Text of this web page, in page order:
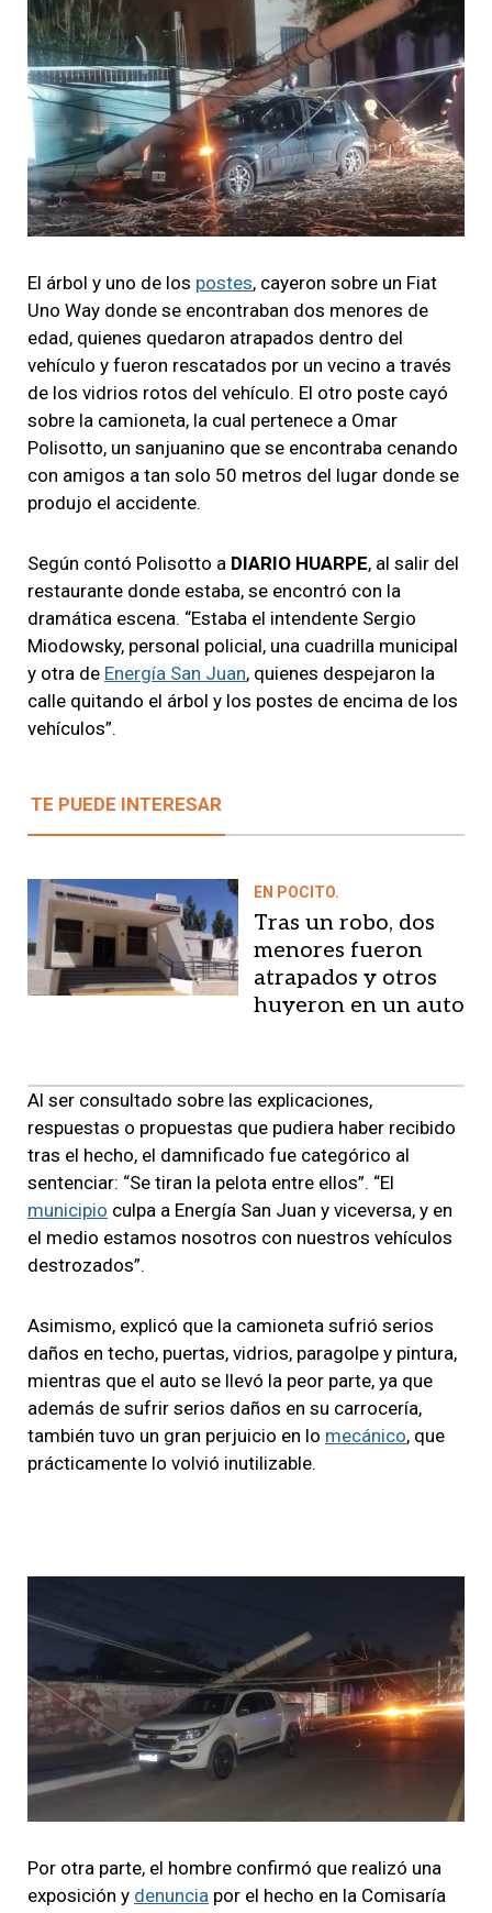
El árbol y uno de los postes, cayeron sobre un Fiat
Uno Way donde se encontraban dos menores de
edad, quienes quedaron atrapados dentro del
vehículo y fueron rescatados por un vecino a través
de los vidrios rotos del vehículo. El otro poste cayó
sobre la camioneta, la cual pertenece a Omar
Polisotto, un sanjuanino que se encontraba cenando
con amigos a tan solo 50 metros del lugar donde se
produjo el accidente.
Según contó Polisotto a DIARIO HUARPE, al salir del
restaurante donde estaba, se encontró con la
dramática escena. “Estaba el intendente Sergio
Miodowsky, personal policial, una cuadrilla municipal
y otra de Energía San Juan, quienes despejaron la
calle quitando el árbol y los postes de encima de los
vehículos”.
TE PUEDE INTERESAR
EN POCITO.
Tras un robo, dos
menores fueron
atrapados y otros
huyeron en un auto
Al ser consultado sobre las explicaciones,
respuestas o propuestas que pudiera haber recibido
tras el hecho, el damnificado fue categórico al
sentenciar: “Se tiran la pelota entre ellos”. “El
municipio culpa a Energía San Juan y viceversa, y en
el medio estamos nosotros con nuestros vehículos
destrozados”.
Asimismo, explicó que la camioneta sufrió serios
daños en techo, puertas, vidrios, paragolpe y pintura,
mientras que el auto se llevó la peor parte, ya que
además de sufrir serios daños en su carrocería,
también tuvo un gran perjuicio en lo mecánico, que
prácticamente lo volvió inutilizable.
Por otra parte, el hombre confirmó que realizó una
exposición y denuncia por el hecho en la Comisaría